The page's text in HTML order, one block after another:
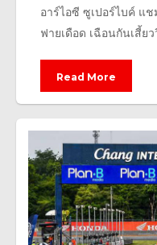
อาร์ไอซี ซูเปอร์ไบค์ แ
ฟายเดือด เฉือนกันเสี้ย
Read More